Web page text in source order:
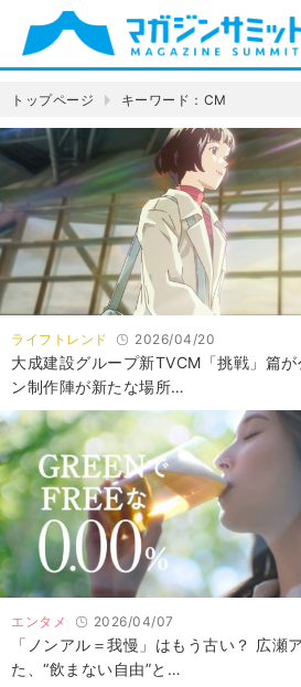
トップページ キーワード：CM
ライフトレンド 2026/04/20
大成建設グループ新TVCM「挑戦」篇
ン制作陣が新たな場所…
エンタメ 2026/04/07
「ノンアル＝我慢」はもう古い？ 広瀬
た、“飲まない自由”と…